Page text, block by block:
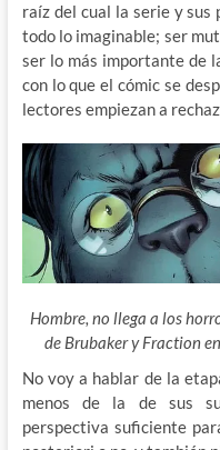
raíz del cual la serie y sus
todo lo imaginable; ser
ser lo más importante de
con lo que el cómic se
lectores empiezan a
Hombre, no llega a los
de Brubaker y Fraction
No voy a hablar de la
menos de la de sus
perspectiva suficiente